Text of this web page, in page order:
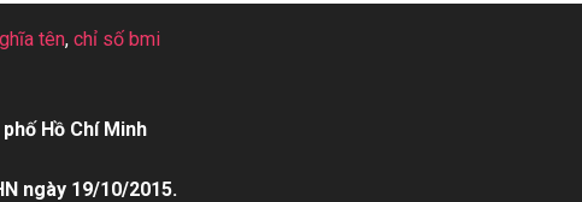
tên, chỉ số bmi
Hồ Chí Minh
ngày 19/10/2015.